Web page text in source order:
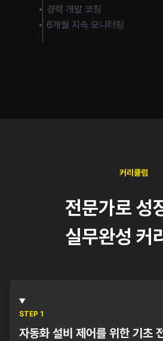
경력 개발 코칭
6개월 지속 모니터링
커리큘럼
전문가로 성
실무완성 커
STEP 1
자동화 설비 제어를 위한 기초